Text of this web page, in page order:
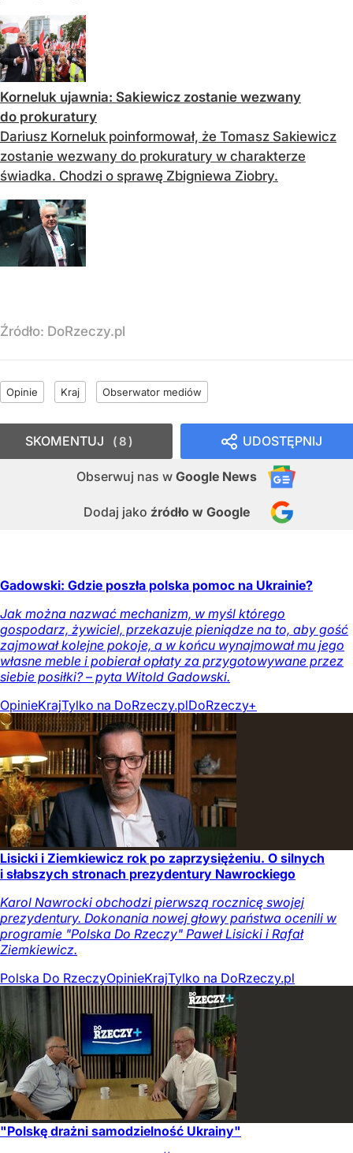
Korneluk ujawnia: Sakiewicz zostanie wezwany
do prokuratury
Dariusz Korneluk poinformował, że Tomasz Sakiewicz
zostanie wezwany do prokuratury w charakterze
świadka. Chodzi o sprawę Zbigniewa Ziobry.
Źródło: DoRzeczy.pl
Opinie Kraj Obserwator mediów
UDOSTĘPNIJ
Obserwuj nas w Google News
Dodaj jako źródło w Google
SKOMENTUJ 8
Gadowski: Gdzie poszła polska pomoc na Ukrainie?
Jak można nazwać mechanizm, w myśl którego
gospodarz, żywiciel, przekazuje pieniądze na to, aby gość
zajmował kolejne pokoje, a w końcu wynajmował mu jego
własne meble i pobierał opłaty za przygotowywane przez
siebie posiłki? – pyta Witold Gadowski.
OpinieKrajTylko na DoRzeczy.plDoRzeczy+
Lisicki i Ziemkiewicz rok po zaprzysiężeniu. O silnych
i słabszych stronach prezydentury Nawrockiego
Karol Nawrocki obchodzi pierwszą rocznicę swojej
prezydentury. Dokonania nowej głowy państwa ocenili w
programie "Polska Do Rzeczy" Paweł Lisicki i Rafał
Ziemkiewicz.
Polska Do RzeczyOpinieKrajTylko na DoRzeczy.pl
"Polskę drażni samodzielność Ukrainy"